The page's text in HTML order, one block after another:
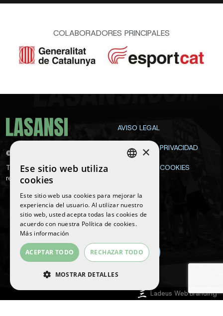
COLABORADORES PRINCIPALES
©
Todos los derechos
reservados
AVISO LEGAL
POLÍTICA DE PRIVACIDAD
POLÍTICA DE COOKIES
Síguenos
Ladeus Web Branding
CATALAN
×
Ese sitio web utiliza
cookies
Este sitio web usa cookies para mejorar la
experiencia del usuario. Al utilizar nuestro
sitio web, usted acepta todas las cookies de
acuerdo con nuestra Política de cookies.
Más información
ACEPTAR TODO RECHAZAR TODO
MOSTRAR DETALLES
COOKIES ESTRICTAMENTE
NECESARIAS